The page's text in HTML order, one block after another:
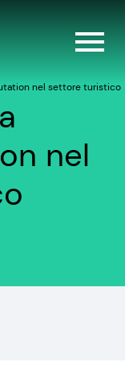
nel settore turistico
nel